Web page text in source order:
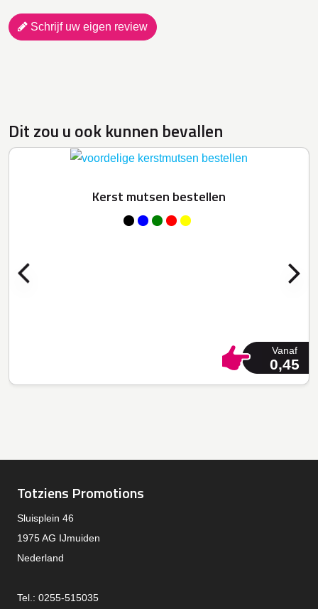
Schrijf uw eigen review
Dit zou u ook kunnen bevallen
Kerst mutsen bestellen
Vanaf
0,45
Totziens Promotions
Sluisplein 46
1975 AG IJmuiden
Nederland
Tel.: 0255-515035